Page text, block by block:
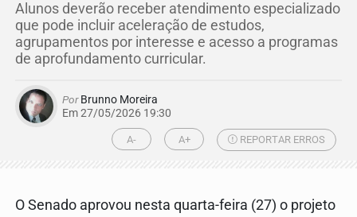
Alunos deverão receber atendimento especializado
que pode incluir aceleração de estudos,
agrupamentos por interesse e acesso a programas
de aprofundamento curricular.
PorBrunno Moreira
Em 27/05/2026 19:30
A- A+ REPORTAR ERROS
O Senado aprovou nesta quarta-feira (27) o projeto